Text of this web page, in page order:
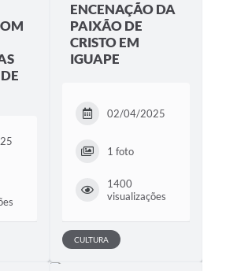
ENCENAÇÃO DA
PAIXÃO DE
CRISTO EM
IGUAPE
02/04/2025
1 foto
1400
visualizações
CULTURA